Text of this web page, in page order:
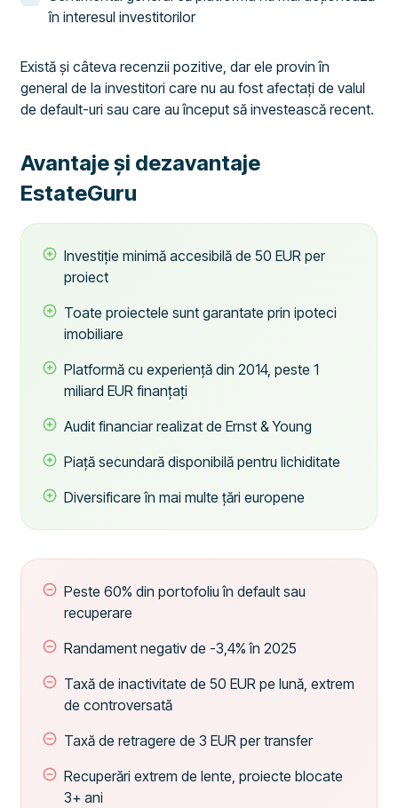
în interesul investitorilor
Există și câteva recenzii pozitive, dar ele provin în
general de la investitori care nu au fost afectați de valul
de default-uri sau care au început să investească recent.
Avantaje și dezavantaje
EstateGuru
Investiție minimă accesibilă de 50 EUR per
proiect
Toate proiectele sunt garantate prin ipoteci
imobiliare
Platformă cu experiență din 2014, peste 1
miliard EUR finanțați
Audit financiar realizat de Ernst & Young
Piață secundară disponibilă pentru lichiditate
Diversificare în mai multe țări europene
Peste 60% din portofoliu în default sau
recuperare
Randament negativ de -3,4% în 2025
Taxă de inactivitate de 50 EUR pe lună, extrem
de controversată
Taxă de retragere de 3 EUR per transfer
Recuperări extrem de lente, proiecte blocate
3+ ani